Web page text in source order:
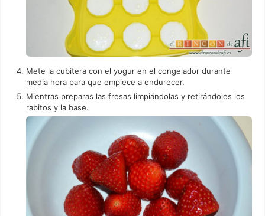
Mete la cubitera con el yogur en el congelador durante
media hora para que empiece a endurecer.
Mientras preparas las fresas limpiándolas y retirándoles los
rabitos y la base.